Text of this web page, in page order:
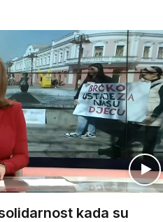
kada su